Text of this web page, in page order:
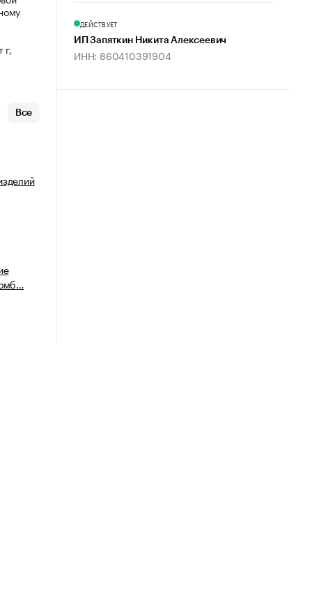
г,
Все
ДЕЙСТВУЕТ
ИП Запяткин Никита Алексеевич
ИНН: 860410391904